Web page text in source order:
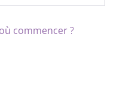
commencer ?